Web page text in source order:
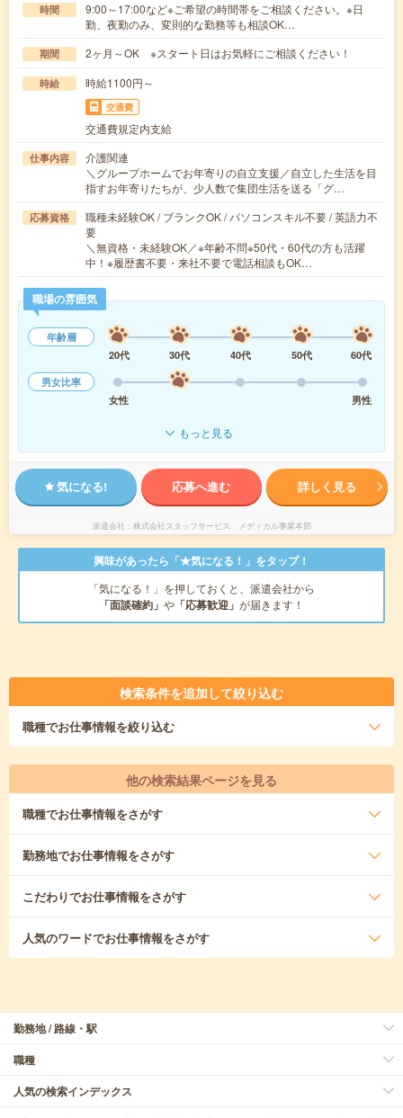
時間
9:00～17:00など※ご希望の時間帯をご相談ください。※日
勤、夜勤のみ、変則的な勤務等も相談OK…
期間 2ヶ月～OK ※スタート日はお気軽にご相談ください！
時給 時給1100円～
交通費
交通費規定内支給
仕事内容
介護関連
＼グループホームでお年寄りの自立支援／自立した生活を目
指すお年寄りたちが、少人数で集団生活を送る「グ…
応募資格
職種未経験OK / ブランクOK / パソコンスキル不要 / 英語力不
要
＼無資格・未経験OK／※年齢不問※50代・60代の方も活躍
中！※履歴書不要・来社不要で電話相談もOK…
職場の雰囲気
年齢層
20代
30代 40代 50代
60代
男女比率
女性
男性
もっと見る
気になる! 応募へ進む 詳しく見る
派遣会社 株式会社スタッフサービス メディカル事業本部
興味があったら「★気になる！」をタップ！
「気になる！」を押しておくと、派遣会社から
「面談確約」 や 「応募歓迎」 が届きます！
検索条件を追加して絞り込む
職種でお仕事情報を絞り込む
他の検索結果ページを見る
職種でお仕事情報をさがす
勤務地でお仕事情報をさがす
こだわりでお仕事情報をさがす
人気のワードでお仕事情報をさがす
勤務地 / 路線・駅
職種
人気の検索インデックス